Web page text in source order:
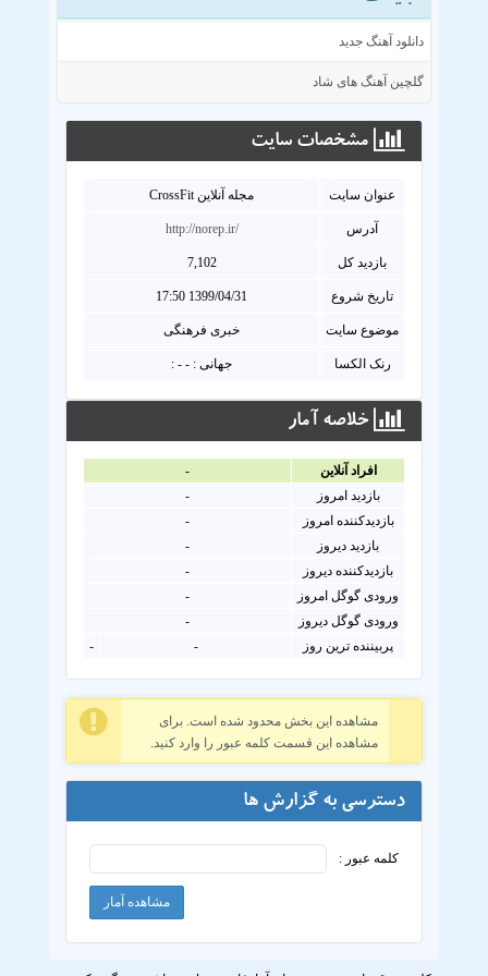
دانلود آهنگ جدید
گلچین آهنگ های شاد
مشخصات سايت
عنوان سايت مجله آنلاين CrossFit
آدرس http://norep.ir/
بازدید کل 7,102
تاریخ شروع 1399/04/31 17:50
موضوع سایت خبری فرهنگی
رنک الکسا جهانی : - - :
خلاصه آمار
افراد آنلاين
-
بازدید امروز
-
بازدیدکننده امروز
-
بازدید دیروز
-
بازدیدکننده دیروز
-
ورودی گوگل امروز
-
ورودی گوگل دیروز
-
پربیننده ترین روز
-
-
مشاهده این بخش محدود شده است. برای
مشاهده این قسمت کلمه عبور را وارد کنید.
دسترسی به گزارش ها
کلمه عبور :